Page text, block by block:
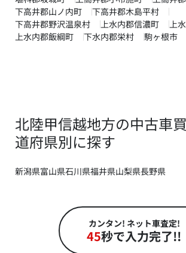
下高井郡山ノ内町
下高井郡木島平村
下高井郡野沢温泉村
上水内郡信濃町
上
上水内郡飯綱町
下水内郡栄村 駒ヶ根市
北陸甲信越地方の中古車
道府県別に探す
新潟県富山県石川県福井県山梨県長野県
カンタン! ネット車査定!
45秒で入力完了!!